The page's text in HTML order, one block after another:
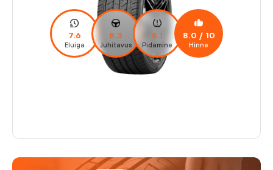
7.6
Eluiga
8.3
Juhitavus
8.1
Pidamine
8.0 / 10
Hinne